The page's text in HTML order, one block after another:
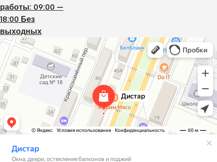
работы: 09:00 —
18:00 Без
выходных
Дистар
Окна в Борисове
Двери в Борисове